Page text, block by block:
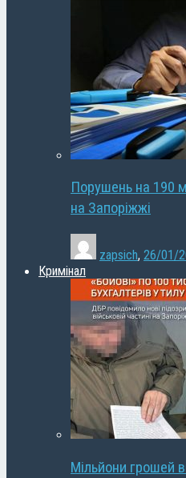
Порушень на 190
на Запоріжжі
zapsich, 26/01/
Кримінал
Мільйони грошей